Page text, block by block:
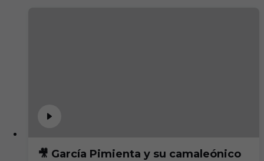
🎥 García Pimienta y su camaleónico